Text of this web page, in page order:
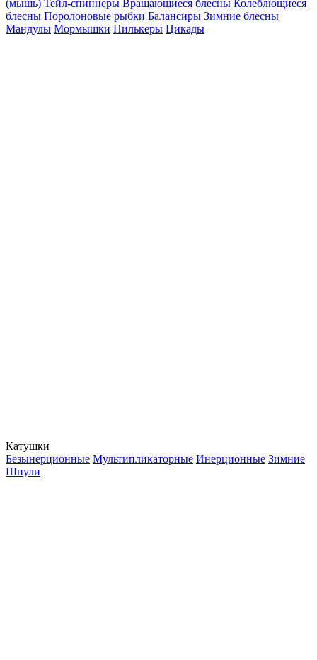
(мышь) Тейл-спиннеры Вращающиеся блесны Колеблющиеся
блесны Поролоновые рыбки Балансиры Зимние блесны
Мандулы Мормышки Пилькеры Цикады
Катушки
Безынерционные Мультипликаторные Инерционные Зимние
Шпули